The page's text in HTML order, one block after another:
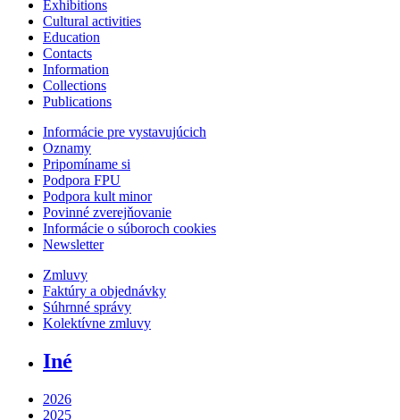
Exhibitions
Cultural activities
Education
Contacts
Information
Collections
Publications
Informácie pre vystavujúcich
Oznamy
Pripomíname si
Podpora FPU
Podpora kult minor
Povinné zverejňovanie
Informácie o súboroch cookies
Newsletter
Zmluvy
Faktúry a objednávky
Súhrnné správy
Kolektívne zmluvy
Iné
2026
2025